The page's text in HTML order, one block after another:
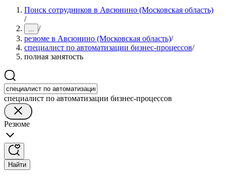
Поиск сотрудников в Авсюнино (Московская область)
/
... /
резюме в Авсюнино (Московская область)/
специалист по автоматизации бизнес-процессов/
полная занятость
специалист по автоматизации бизнес-процессов
Резюме
Найти